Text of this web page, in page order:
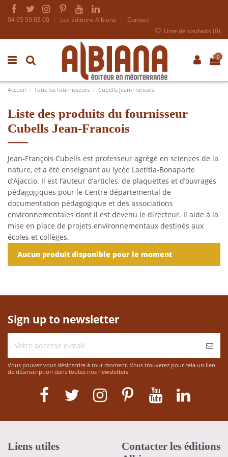
04 95 50 03 00 Les éditions Albiana
Contact
Liste de souhaits (0)
0
Accueil Tous les fournisseurs Cubells Jean-Francois
Liste des produits du fournisseur
Cubells Jean-Francois
Jean-François Cubells est professeur agrégé en sciences de la
nature, et a été enseignant au lycée Laetitia-Bonaparte
d’Ajaccio. Il est l’auteur d’articles, de plaquettes et d’ouvrages
pédagogiques pour le Centre départemental de
documentation pédagogique et des associations
environnementales dont il est devenu le directeur. Il aide à la
mise en place de projets environnementaux destinés aux
écoles et collèges.
Aucun produit disponible pour le moment
Sign up to newsletter
Vous pouvez vous désinscrire à tout moment. Vous trouverez pour cela un lien
de désinscription dans toutes nos newsletters.
Liens utiles
Contacter les éditions